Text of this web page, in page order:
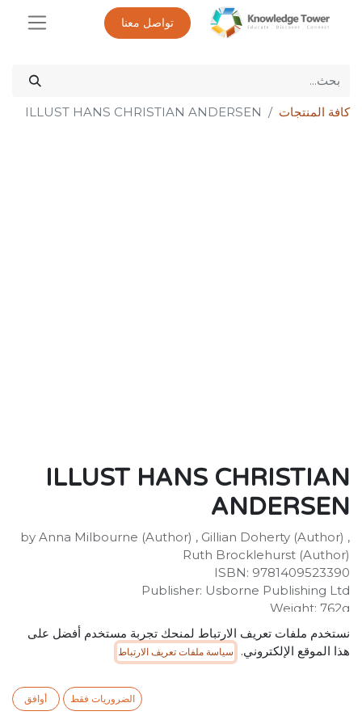
تواصل معنا
كافة المنتجات ILLUST HANS CHRISTIAN ANDERSEN
ILLUST HANS CHRISTIAN
ANDERSEN
by Anna Milbourne (Author) , Gillian Doherty (Author) ,
Ruth Brocklehurst (Author)
ISBN: 9781409523390
Publisher: Usborne Publishing Ltd
Weight: 762g
Dimensions: 159 x 201 x 27 (mm)
Description:
Twelve classic Hans Christian Andersen fairy tales
younger readers. Includes the best-loved characters of
'Thumbelina' 'The Little Mermaid' and 'The Ugly
نستخدم ملفات تعريف الارتباط لمنحك تجربة مستخدم أفضل على
هذا الموقع الإلكتروني.
سياسة ملفات تعريف الارتباط
الضروريات فقط أوافق